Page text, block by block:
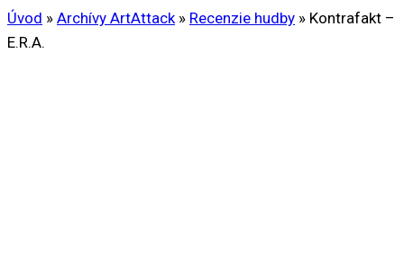
Úvod » Archívy ArtAttack » Recenzie hudby » Kontrafakt –
E.R.A.